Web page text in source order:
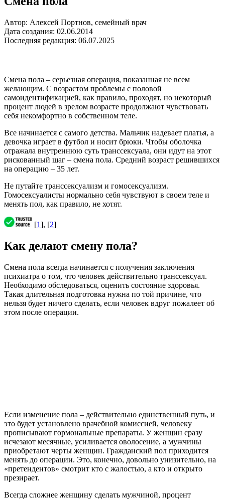
Автор: Алексей Портнов, семейный врач
Дата создания: 02.06.2014
Последняя редакция: 06.07.2025
Смена пола – серьезная операция, показанная не всем
желающим. С возрастом проблемы с половой
самоидентификацией, как правило, проходят, но некоторый
процент людей в зрелом возрасте продолжают чувствовать
себя некомфортно в собственном теле.
Все начинается с самого детства. Мальчик надевает платья, а
девочка играет в футбол и носит брюки. Чтобы оболочка
отражала внутреннюю суть транссексуала, они идут на этот
рискованный шаг – смена пола. Средний возраст решившихся
на операцию – 35 лет.
Не путайте транссексуализм и гомосексуализм.
Гомосексуалисты нормально себя чувствуют в своем теле и
менять пол, как правило, не хотят.
[1], [2]
Как делают смену пола?
Смена пола всегда начинается с получения заключения
психиатра о том, что человек действительно транссексуал.
Необходимо обследоваться, оценить состояние здоровья.
Такая длительная подготовка нужна по той причине, что
нельзя будет ничего сделать, если человек вдруг пожалеет об
этом после операции.
Если изменение пола – действительно единственный путь, и
это будет установлено врачебной комиссией, человеку
прописывают гормональные препараты. У женщин сразу
исчезают месячные, усиливается оволосение, а мужчины
приобретают черты женщин. Гражданский пол приходится
менять до операции. Это, конечно, довольно унизительно, на
«претендентов» смотрит кто с жалостью, а кто и открыто
презирает.
Всегда сложнее женщину сделать мужчиной, процент